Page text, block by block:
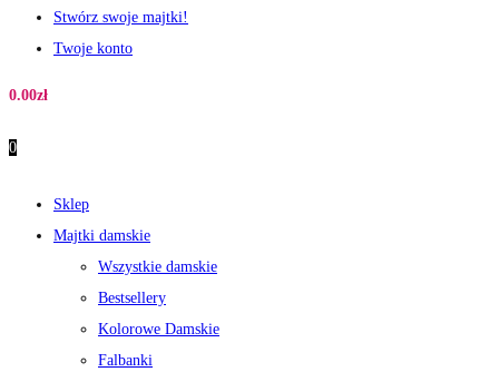
Stwórz swoje majtki!
Twoje konto
0.00zł
0
Sklep
Majtki damskie
Wszystkie damskie
Bestsellery
Kolorowe Damskie
Falbanki